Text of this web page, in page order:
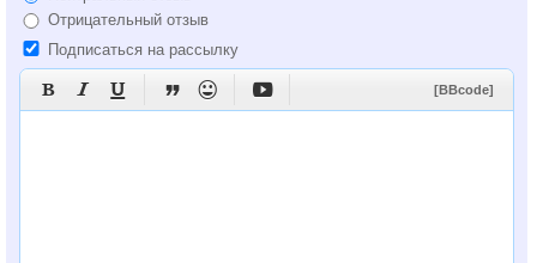
Отрицательный отзыв
Подписаться на рассылку
      [BBcode]